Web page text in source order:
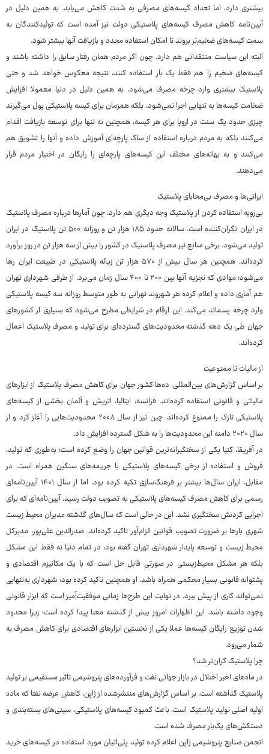
بیشتری دارد، اما تعداد کیسه‌های مصرفی به شدت کاهش می‌یابد. به همین دلیل در
آیین‌نامه کاهش مصرف کیسه‌های پلاستیکی دولت نیز آمده است که تولیدکنندگان به
سمت کیسه‌های ضخیم‌تر بروند تا امکان استفاده مجدد و بازیافت آنها بیشتر شود.
البته این سیاست منتقدانی هم دارد. چون اگر مردم همان رفتار سابق را داشته باشند و
کیسه‌های ضخیم را هم فقط یک بار استفاده کنند، نتیجه معکوس خواهد شد و حتی
پلاستیک بیشتری وارد چرخه مصرف می‌شود. به همین دلیل در دنیا معمولا افزایش
ضخامت کیسه‌ها به تنهایی اجرا نمی‌شود، بلکه همزمان برای کیسه پلاستیکی پول می‌گیرند
چیزی حدود یک سنت در اروپا برای هر کیسه، همچنین نه تنها برای توسعه بازیافت اقدام
می‌کنند بلکه به مردم درباره استفاده از ساک پارچه‌ای آموزش داده و آنها را تشویق هم
می‌کنند و به بهانه‌های مختلف این کیسه‌های پارچه‌ای را رایگان در اختیار مردم قرار
می‌دهند.
ایرانی‌ها و مصرف بی‌محابای پلاستیک
بی‌رویه استفاده کردن از پلاستیک وجه دیگری هم دارد. چون آمارها درباره مصرف پلاستیک
در ایران نگران‌کننده است. سالانه حدود ۱۸۵ هزار تن و روزانه ۵۰۰ تن پلاستیک در ایران
تولید می‌شود. برخی منابع نیز مصرف پلاستیک در کشور را بیش از سه هزار تن در روز برآورد
کرده‌اند. همچنین هر سال بیش از ۵۷۰ هزار تن زباله پلاستیکی در طبیعت ایران رها
می‌شود؛ موادی که تجزیه آنها بین ۲۰۰ تا ۴۰۰ سال زمان می‌برد. از طرفی شهرداری تهران
هم آماری داده و اعلام کرده هر شهروند تهرانی به طور متوسط روزانه سه کیسه پلاستیکی
وارد چرخه پسماند می‌کند. این ارقام در شرایطی مطرح می‌شود که بسیاری از کشورهای
جهان طی یک دهه گذشته محدودیت‌های گسترده‌ای برای تولید و مصرف پلاستیک اعمال
کرده‌اند.
از مالیات تا ممنوعیت
بر اساس گزارش‌های بین‌المللی، ده‌ها کشور جهان برای کاهش مصرف پلاستیک از ابزارهای
مالیاتی و قانونی استفاده کرده‌اند. فرانسه، ایتالیا، اتریش و آلمان بخشی از کیسه‌های
پلاستیکی نازک را ممنوع کرده‌اند. چین نیز از سال ۲۰۰۸ محدودیت‌هایی را آغاز کرد و از
سال ۲۰۲۰ دامنه این محدودیت‌ها را به شکل گسترده افزایش داد.
در آفریقا، کنیا یکی از سختگیرانه‌ترین قوانین جهان را وضع کرده است؛ به‌طوری که تولید،
فروش و استفاده از برخی کیسه‌های پلاستیکی با جریمه‌های سنگین همراه است. در
مقابل، ایران سال‌ها بیشتر بر فرهنگ‌سازی تکیه کرده بود، اما از سال ۱۴۰۱ آیین‌نامه‌ای
رسمی برای کاهش مصرف کیسه‌های پلاستیکی به تصویب دولت رسید. آیین‌نامه‌ای که برای
اجرایی کردنش سختگیری نشد. این در حالی است که سال‌های گذشته مدیران محیط زیست
شهری بارها بر ضرورت تصویب قوانین الزام‌آور تاکید کرده‌اند. صدرالدین علی‌پور، مدیرکل
محیط زیست و توسعه پایدار شهرداری تهران گفته بود: در تمام دنیا نه فقط این مشکل
بلکه هر مشکل محیط‌زیستی در صورتی قابل حل است که با یک مکانیزم اقتصادی و
پشتوانه قانونی بسیار محکمی همراه باشد. او همچنین تاکید کرده بود: شهرداری به‌تنهایی
نمی‌تواند کاری از پیش ببرد. در نهایت این طرح‌ها زمانی موفقیت‌آمیز است که ابزار قانونی
وجود داشته باشد. این اظهارات امروز بیش از گذشته معنا پیدا کرده است؛ زیرا محدود
شدن توزیع رایگان کیسه‌ها عملا یکی از نخستین ابزارهای اقتصادی برای کاهش مصرف به
شمار می‌رود.
چرا پلاستیک گران‌تر شد؟
در ماه‌های اخیر اختلال در بازار جهانی نفت و فرآورده‌های پتروشیمی تاثیر مستقیمی بر تولید
پلاستیک گذاشته است. بر اساس گزارش‌های منتشرشده از ژاپن، کاهش عرضه نفتا که ماده
اولیه اصلی تولید پلاستیک است، باعث کمبود کیسه‌های پلاستیکی، سینی‌های بسته‌بندی و
دستکش‌های یک‌بار مصرف شده است.
انجمن صنایع پتروشیمی ژاپن اعلام کرده تولید پلی‌اتیلن مورد استفاده در کیسه‌های خرید